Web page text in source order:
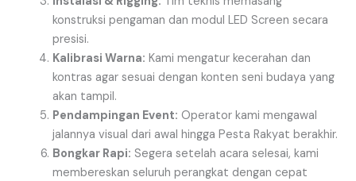
konstruksi pengaman dan modul LED Screen secara
presisi.
Kalibrasi Warna: Kami mengatur kecerahan dan
kontras agar sesuai dengan konten seni budaya yang
akan tampil.
Pendampingan Event: Operator kami mengawal
jalannya visual dari awal hingga Pesta Rakyat berakhir.
Bongkar Rapi: Segera setelah acara selesai, kami
membereskan seluruh perangkat dengan cepat